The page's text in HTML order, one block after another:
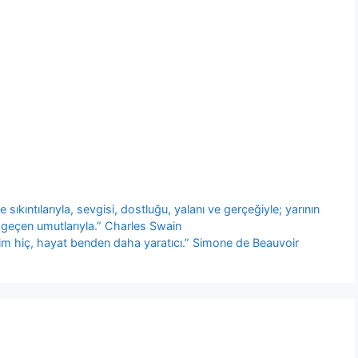
sevgisi, dostluğu, yalanı ve gerçeğiyle; yarının
umutlarıyla.” Charles Swain
hiç, hayat benden daha yaratıcı.” Simone de Beauvoir